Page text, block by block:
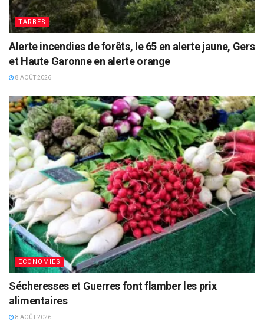
TARBES
Alerte incendies de forêts, le 65 en alerte jaune, Gers
et Haute Garonne en alerte orange
8 AOÛT 2026
ECONOMIES
Sécheresses et Guerres font flamber les prix
alimentaires
8 AOÛT 2026